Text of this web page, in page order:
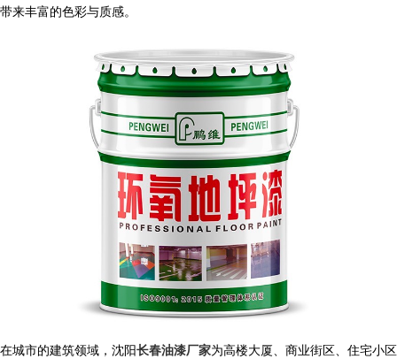
带来丰富的色彩与质感。
在城市的建筑领域，沈阳长春油漆厂家为高楼大厦、商业街区、住宅小区